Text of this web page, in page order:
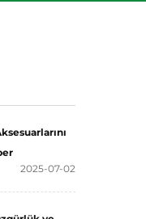
2025-07-02